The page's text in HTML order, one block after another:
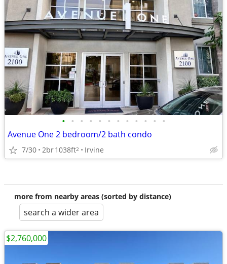
• • • • • • • • • • • •
Avenue One 2 bedroom/2 bath condo
7/30 2br1038ft2 Irvine
more from nearby areas (sorted by distance)
search a wider area
$2,760,000